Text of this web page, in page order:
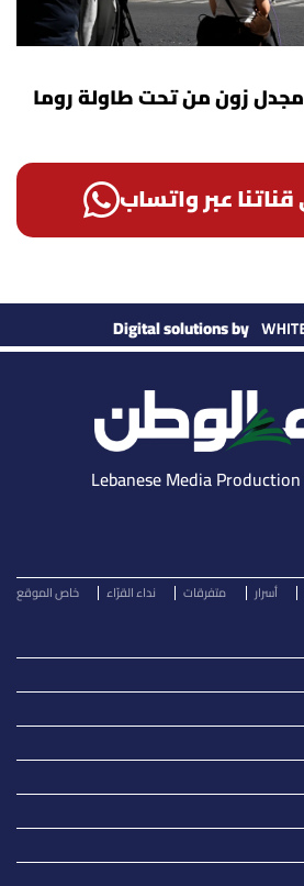
زون من تحت طاولة روما
عبر واتساب
Digital solutions by
أسرار متفرقات نداء القرّاء خاص الموقع